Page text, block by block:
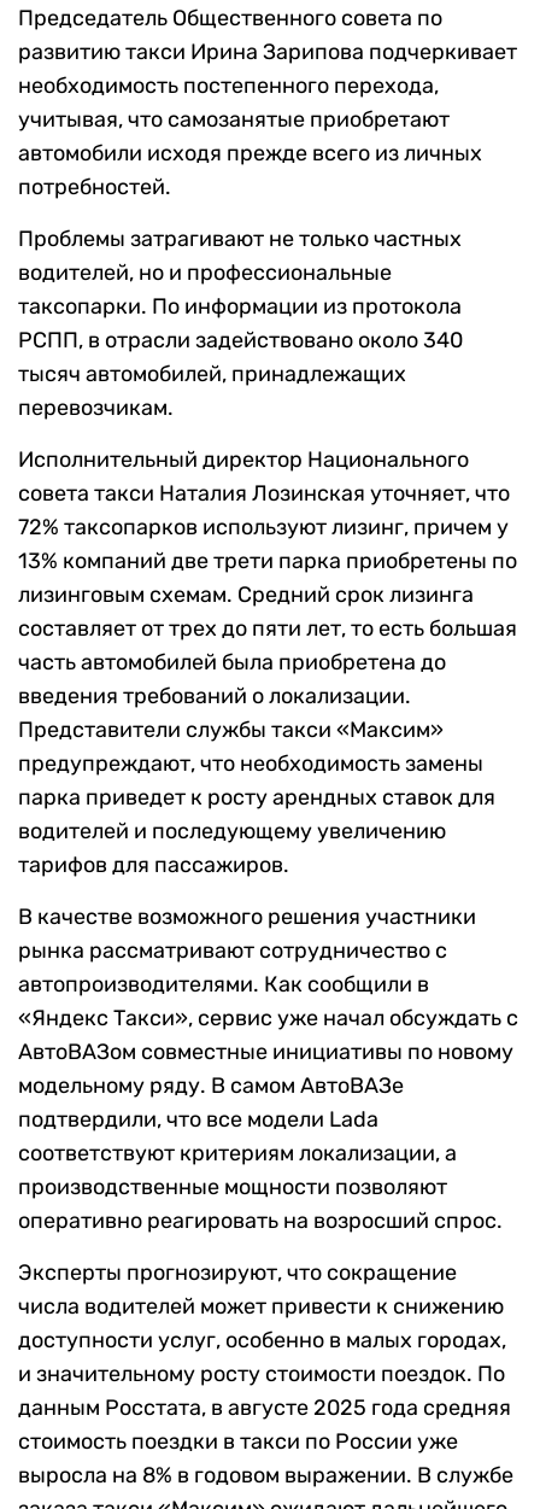
Председатель Общественного совета по
развитию такси Ирина Зарипова подчеркивает
необходимость постепенного перехода,
учитывая, что самозанятые приобретают
автомобили исходя прежде всего из личных
потребностей.
Проблемы затрагивают не только частных
водителей, но и профессиональные
таксопарки. По информации из протокола
РСПП, в отрасли задействовано около 340
тысяч автомобилей, принадлежащих
перевозчикам.
Исполнительный директор Национального
совета такси Наталия Лозинская уточняет, что
72% таксопарков используют лизинг, причем у
13% компаний две трети парка приобретены по
лизинговым схемам. Средний срок лизинга
составляет от трех до пяти лет, то есть большая
часть автомобилей была приобретена до
введения требований о локализации.
Представители службы такси «Максим»
предупреждают, что необходимость замены
парка приведет к росту арендных ставок для
водителей и последующему увеличению
тарифов для пассажиров.
В качестве возможного решения участники
рынка рассматривают сотрудничество с
автопроизводителями. Как сообщили в
«Яндекс Такси», сервис уже начал обсуждать с
АвтоВАЗом совместные инициативы по новому
модельному ряду. В самом АвтоВАЗе
подтвердили, что все модели Lada
соответствуют критериям локализации, а
производственные мощности позволяют
оперативно реагировать на возросший спрос.
Эксперты прогнозируют, что сокращение
числа водителей может привести к снижению
доступности услуг, особенно в малых городах,
и значительному росту стоимости поездок. По
данным Росстата, в августе 2025 года средняя
стоимость поездки в такси по России уже
выросла на 8% в годовом выражении. В службе